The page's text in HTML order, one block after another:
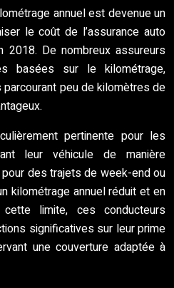
annuel est devenue un
le coût de l’assurance auto
2018. De nombreux assureurs
basées sur le kilométrage,
peu de kilomètres de
pertinente pour les
leur véhicule de manière
des trajets de week-end ou
kilométrage annuel réduit et en
cette limite, ces conducteurs
significatives sur leur prime
une couverture adaptée à